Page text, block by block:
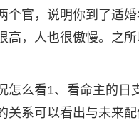
个官，说明你到了适
高，人也很傲慢。之
怎么看1、看命主的日
关系可以看出与未来